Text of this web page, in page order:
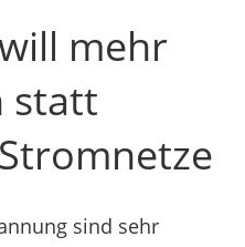
mehr
statt
sind sehr